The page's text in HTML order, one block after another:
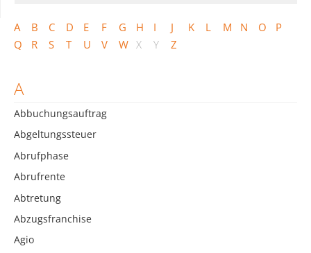
A B C D E F G H I J K L M N O
P
Q
R S T U V W X Y Z
A
Abbuchungsauftrag
Abgeltungssteuer
Abrufphase
Abrufrente
Abtretung
Abzugsfranchise
Agio